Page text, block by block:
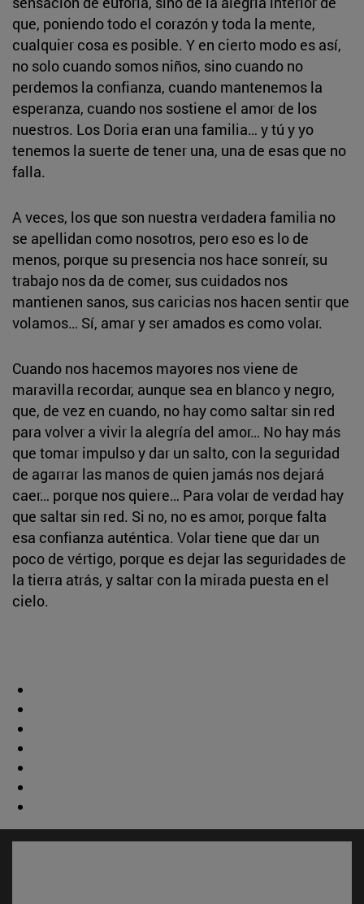
que, poniendo todo el corazón y toda la mente,
cualquier cosa es posible. Y en cierto modo es así,
no solo cuando somos niños, sino cuando no
perdemos la confianza, cuando mantenemos la
esperanza, cuando nos sostiene el amor de los
nuestros. Los Doria eran una familia… y tú y yo
tenemos la suerte de tener una, una de esas que no
falla.
A veces, los que son nuestra verdadera familia no
se apellidan como nosotros, pero eso es lo de
menos, porque su presencia nos hace sonreír, su
trabajo nos da de comer, sus cuidados nos
mantienen sanos, sus caricias nos hacen sentir que
volamos… Sí, amar y ser amados es como volar.
Cuando nos hacemos mayores nos viene de
maravilla recordar, aunque sea en blanco y negro,
que, de vez en cuando, no hay como saltar sin red
para volver a vivir la alegría del amor… No hay más
que tomar impulso y dar un salto, con la seguridad
de agarrar las manos de quien jamás nos dejará
caer… porque nos quiere… Para volar de verdad hay
que saltar sin red. Si no, no es amor, porque falta
esa confianza auténtica. Volar tiene que dar un
poco de vértigo, porque es dejar las seguridades de
la tierra atrás, y saltar con la mirada puesta en el
cielo.